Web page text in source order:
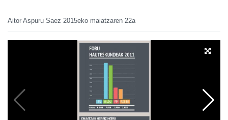
Aitor Aspuru Saez 2015eko maiatzaren 22a